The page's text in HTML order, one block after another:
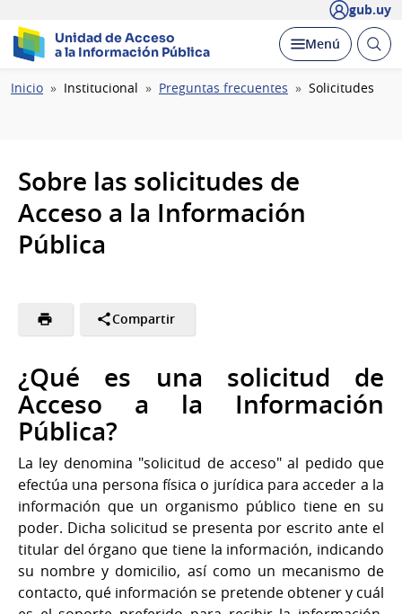
gub.uy
Unidad de Acceso
a la Información Pública
Desplegar
Menú Abrir
Ruta
Inicio Institucional Preguntas frecuentes Solicitudes
Sobre las solicitudes de
Acceso a la Información
Pública
Compartir
¿Qué es una solicitud de
Acceso a la Información
Pública?
La ley denomina "solicitud de acceso" al pedido que
efectúa una persona física o jurídica para acceder a la
información que un organismo público tiene en su
poder. Dicha solicitud se presenta por escrito ante el
titular del órgano que tiene la información, indicando
su nombre y domicilio, así como un mecanismo de
contacto, qué información se pretende obtener y cuál